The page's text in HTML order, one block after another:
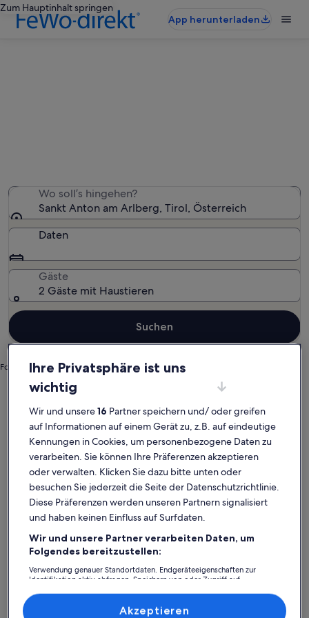
Zum Hauptinhalt springen
App herunterladen
Foto von Josef Mallaun/The Tourist Office of St. Anton am Arlberg
Wo soll’s hingehen?
Sankt Anton am Arlberg, Tirol, Österreich
Daten
Gäste
2 Gäste mit Haustieren
Suchen
Landeck
Haustierfreundliche Ferienunterkünfte in Sankt Anton am Arlberg
Sankt Anton am Arlberg:
Entdecke haustierfreundliche
Ferienunterkünfte
Weitere Infos zu Sonnalm Lechtal Auszeit auf 1.800mWeitere
Ihre Privatsphäre ist uns
wichtig
Wir und unsere16 Partner speichern und/ oder greifen
auf Informationen auf einem Gerät zu, z.B. auf eindeutige
Kennungen in Cookies, um personenbezogene Daten zu
verarbeiten. Sie können Ihre Präferenzen akzeptieren
oder verwalten. Klicken Sie dazu bitte unten oder
besuchen Sie jederzeit die Seite der Datenschutzrichtlinie.
Diese Präferenzen werden unseren Partnern signalisiert
und haben keinen Einfluss auf Surfdaten.
Wir und unsere Partner verarbeiten Daten, um
Folgendes bereitzustellen:
Verwendung genauer Standortdaten. Endgeräteeigenschaften zur
Identifikation aktiv abfragen. Speichern von oder Zugriff auf
Inhalte, Messung von Werbeleistung und der Performance von Inhalten,
Zielgruppenforschung sowie Entwicklung und Verbesserung von
Akzeptieren